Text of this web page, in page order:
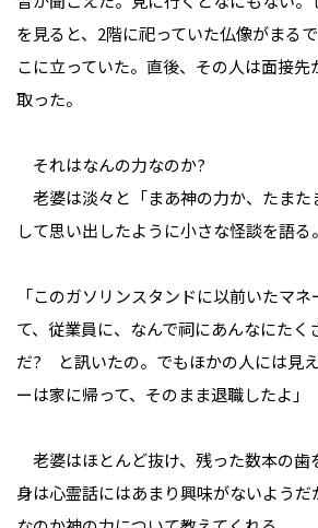
を見ると、2階に祀っていた仏像がまる
こに立っていた。直後、その人は面接先
取った。
それはなんの力なのか?
老婆は淡々と「まあ神の力か、たまた
して思い出したように小さな怪談を語る。
「このガソリンスタンドに以前いたマ
て、従業員に、なんで祠にあんなにたく
だ? と訊いたの。でもほかの人には見
ーは家に帰って、そのまま退職したよ」
老婆はほとんど抜け、残った数本の歯
身は心霊話にはあまり興味がないようだ